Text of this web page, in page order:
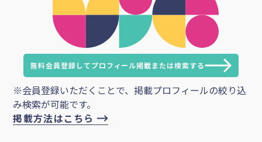
無料会員登録してプロフィール掲載または検索する
※会員登録いただくことで、掲載プロフィールの絞り込
み検索が可能です。
掲載方法はこちら